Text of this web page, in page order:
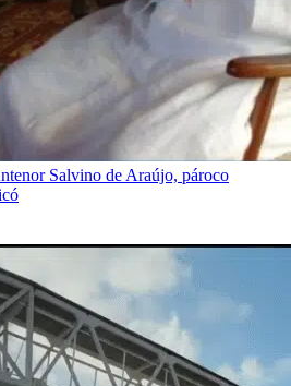
Salvino de Araújo, pároco